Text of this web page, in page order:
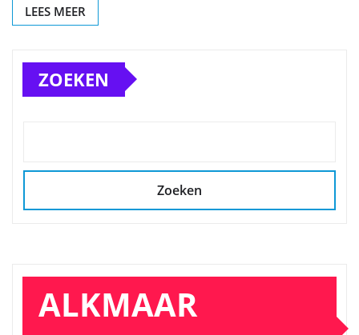
LEES MEER
ZOEKEN
Zoeken
ALKMAAR